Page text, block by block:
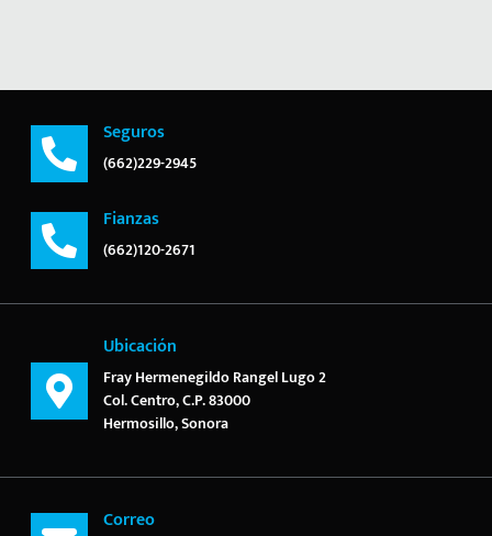
Seguros
(662)229-2945
Fianzas
(662)120-2671
Ubicación
Fray Hermenegildo Rangel Lugo 2
Col. Centro, C.P. 83000
Hermosillo, Sonora
Correo